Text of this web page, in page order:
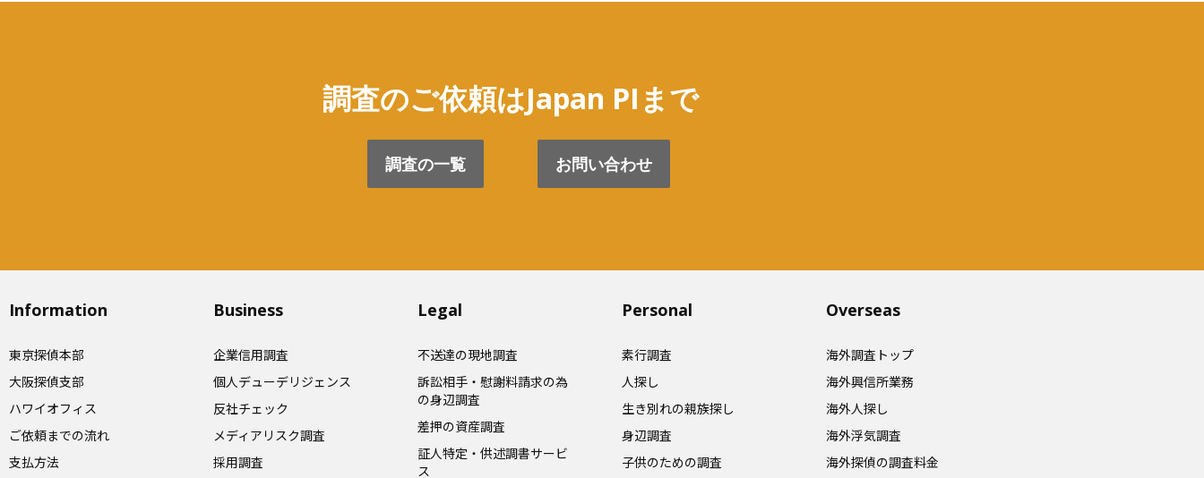
調査のご依頼はJapan PIまで
調査の一覧 お問い合わせ
Information
東京探偵本部
大阪探偵支部
ハワイオフィス
ご依頼までの流れ
支払方法
Business
企業信用調査
個人デューデリジェンス
反社チェック
メディアリスク調査
採用調査
Legal
不送達の現地調査
訴訟相手・慰謝料請求の為
の身辺調査
差押の資産調査
証人特定・供述調書サービ
ス
Personal
素行調査
人探し
生き別れの親族探し
身辺調査
子供のための調査
Overseas​
海外調査トップ
海外興信所業務
海外人探し
海外浮気調査
海外探偵の調査料金